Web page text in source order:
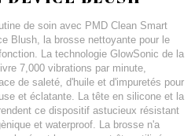
de soin avec PMD Clean Smart
Blush, la brosse nettoyante pour le
La technologie GlowSonic de la
7,000 vibrations par minute,
de saleté, d'huile et d'impuretés pour
et éclatante. La tête en silicone et la
ce dispositif astucieux résistant
et waterproof. La brosse n'a